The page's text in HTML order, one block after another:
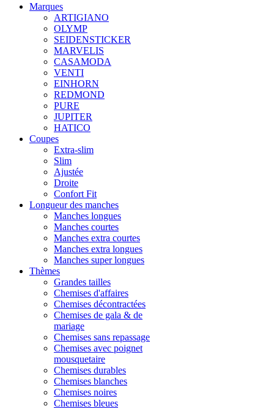
Marques
ARTIGIANO
OLYMP
SEIDENSTICKER
MARVELIS
CASAMODA
VENTI
EINHORN
REDMOND
PURE
JUPITER
HATICO
Coupes
Extra-slim
Slim
Ajustée
Droite
Confort Fit
Longueur des manches
Manches longues
Manches courtes
Manches extra courtes
Manches extra longues
Manches super longues
Thèmes
Grandes tailles
Chemises d'affaires
Chemises décontractées
Chemises de gala & de
mariage
Chemises sans repassage
Chemises avec poignet
mousquetaire
Chemises durables
Chemises blanches
Chemises noires
Chemises bleues